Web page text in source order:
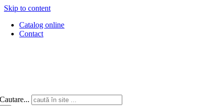
Skip to content
Catalog online
Contact
Cautare...